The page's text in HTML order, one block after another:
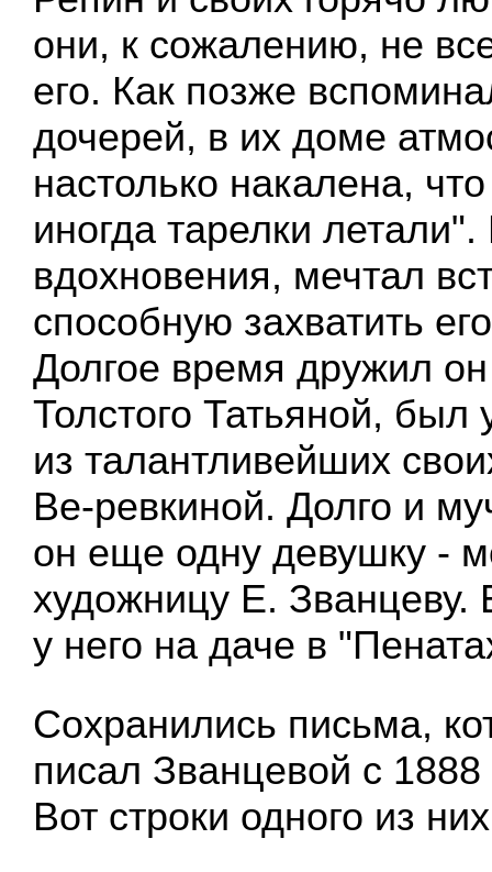
они, к сожалению, не
его. Как позже
дочерей, в их доме
настолько накалена,
иногда тарелки
вдохновения, мечтал
способную захватить
Долгое время дружил
Толстого Татьяной, был
из талантливейших
Ве-ревкиной. Долго и
он еще одну девушку -
художницу Е. Званцеву.
у него на даче в
Сохранились письма,
писал Званцевой с
Вот строки одного из